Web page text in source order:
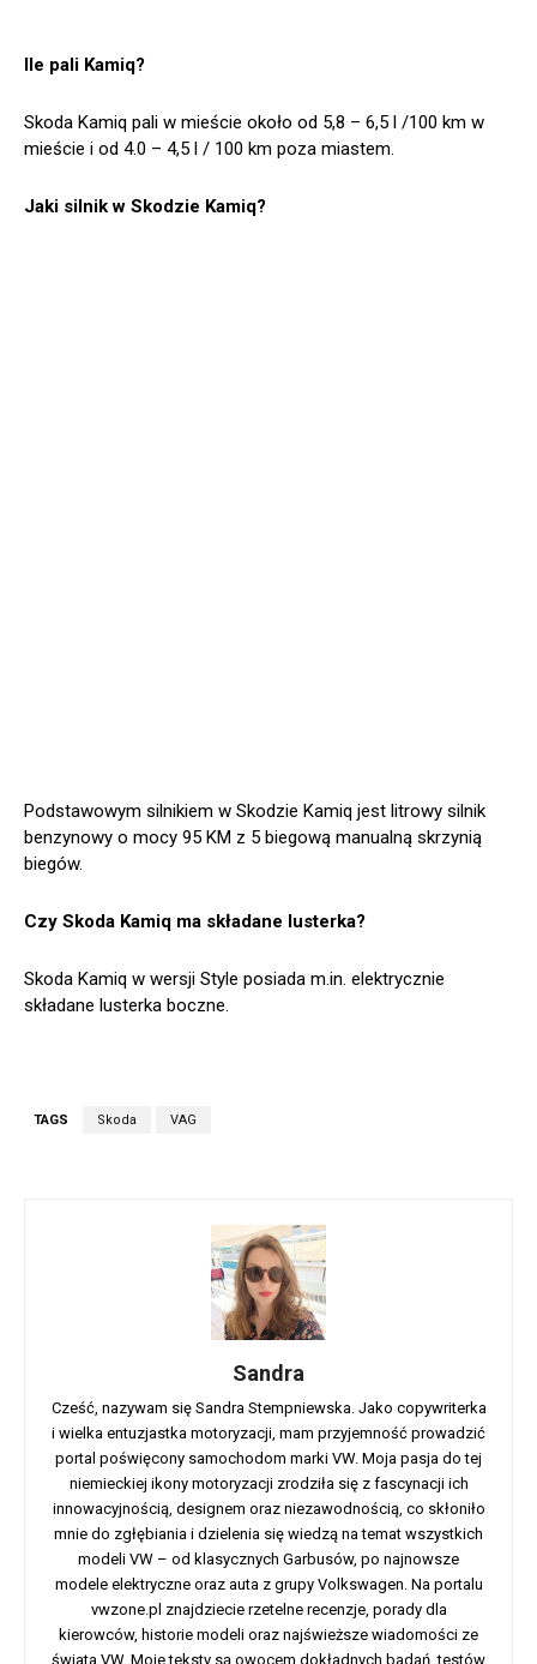
Ile pali Kamiq?
Skoda Kamiq pali w mieście około od 5,8 – 6,5 l /100 km w
mieście i od 4.0 – 4,5 l / 100 km poza miastem.
Jaki silnik w Skodzie Kamiq?
Podstawowym silnikiem w Skodzie Kamiq jest litrowy silnik
benzynowy o mocy 95 KM z 5 biegową manualną skrzynią
biegów.
Czy Skoda Kamiq ma składane lusterka?
Skoda Kamiq w wersji Style posiada m.in. elektrycznie
składane lusterka boczne.
TAGS Skoda VAG
Sandra
Cześć, nazywam się Sandra Stempniewska. Jako copywriterka
i wielka entuzjastka motoryzacji, mam przyjemność prowadzić
portal poświęcony samochodom marki VW. Moja pasja do tej
niemieckiej ikony motoryzacji zrodziła się z fascynacji ich
innowacyjnością, designem oraz niezawodnością, co skłoniło
mnie do zgłębiania i dzielenia się wiedzą na temat wszystkich
modeli VW – od klasycznych Garbusów, po najnowsze
modele elektryczne oraz auta z grupy Volkswagen. Na portalu
vwzone.pl znajdziecie rzetelne recenzje, porady dla
kierowców, historie modeli oraz najświeższe wiadomości ze
świata VW. Moje teksty są owocem dokładnych badań, testów